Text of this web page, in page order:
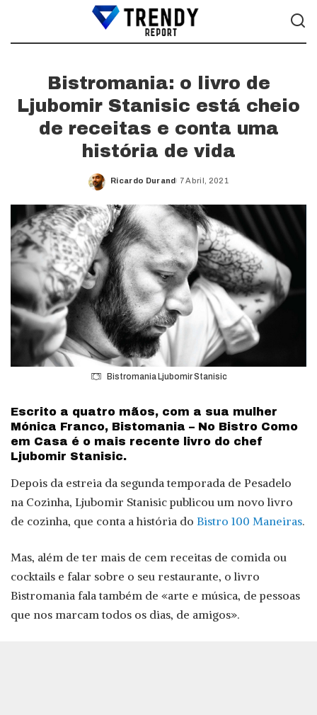
Bistromania: o livro de
Ljubomir Stanisic está cheio
de receitas e conta uma
história de vida
Posted
Ricardo Durand 7 Abril, 2021
Bistromania Ljubomir Stanisic
Escrito a quatro mãos, com a sua mulher
Mónica Franco, Bistomania – No Bistro Como
em Casa é o mais recente livro do chef
Ljubomir Stanisic.
Depois da estreia da segunda temporada de Pesadelo
na Cozinha, Ljubomir Stanisic publicou um novo livro
de cozinha, que conta a história do Bistro 100 Maneiras.
Mas, além de ter mais de cem receitas de comida ou
cocktails e falar sobre o seu restaurante, o livro
Bistromania fala também de «arte e música, de pessoas
que nos marcam todos os dias, de amigos».